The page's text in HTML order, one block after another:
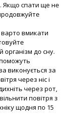
Якщо спати ще не
варто вмикати
організм до сну.
виконується за
через ніс і
через рот,
повітря з
щодня по 15